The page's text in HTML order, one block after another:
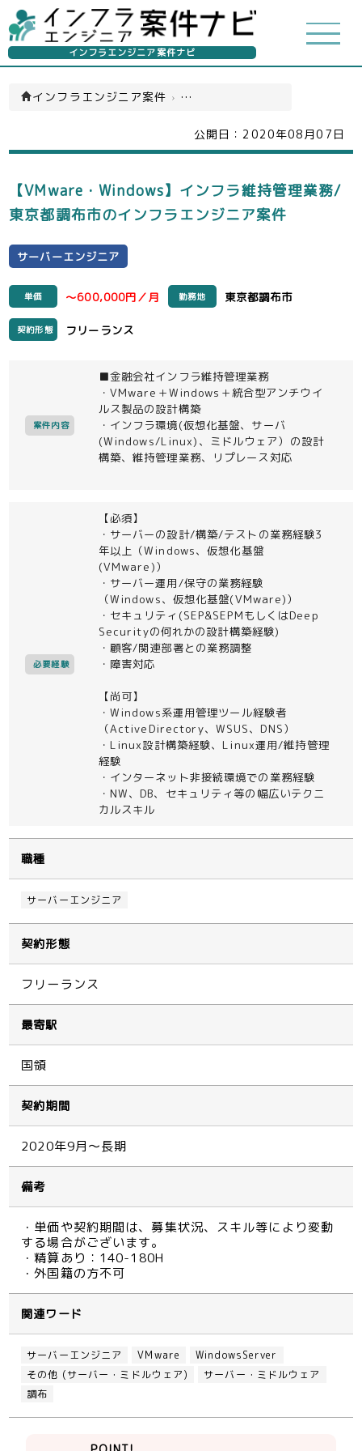
インフラエンジニア案件ナビ
インフラエンジニア案件 › サーバーエンジニア(一覧)
公開日： 2020年08月07日
【VMware・Windows】インフラ維持管理業務/
東京都調布市のインフラエンジニア案件
サーバーエンジニア
単価 ～600,000円／月 勤務地 東京都調布市
契約形態 フリーランス
案件内容
■金融会社インフラ維持管理業務
・VMware＋Windows＋統合型アンチウイ
ルス製品の設計構築
・インフラ環境(仮想化基盤、サーバ
(Windows/Linux)、ミドルウェア）の設計
構築、維持管理業務、リプレース対応
必要経験
【必須】
・サーバーの設計/構築/テストの業務経験3
年以上（Windows、仮想化基盤
(VMware)）
・サーバー運用/保守の業務経験
（Windows、仮想化基盤(VMware)）
・セキュリティ(SEP&SEPMもしくはDeep
Securityの何れかの設計構築経験)
・顧客/関連部署との業務調整
・障害対応
【尚可】
・Windows系運用管理ツール経験者
（ActiveDirectory、WSUS、DNS）
・Linux設計構築経験、Linux運用/維持管理
経験
・インターネット非接続環境での業務経験
・NW、DB、セキュリティ等の幅広いテクニ
カルスキル
職種
サーバーエンジニア
契約形態
フリーランス
最寄駅
国領
契約期間
2020年9月～長期
備考
・単価や契約期間は、募集状況、スキル等により変動
する場合がございます。
・精算あり：140-180H
・外国籍の方不可
関連ワード
サーバーエンジニア VMware
WindowsServer
その他 (サーバー・ミドルウェア)
サーバー・ミドルウェア
調布